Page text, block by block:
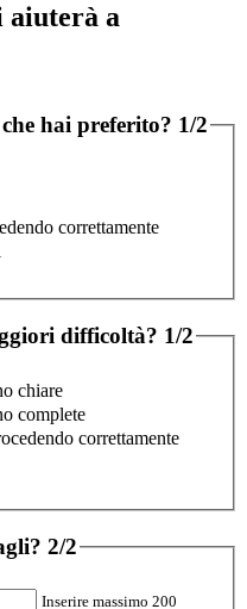
aiuterà a
hai preferito? 1/2
correttamente
difficoltà? 1/2
chiare
complete
correttamente
2/2
Inserire massimo 200